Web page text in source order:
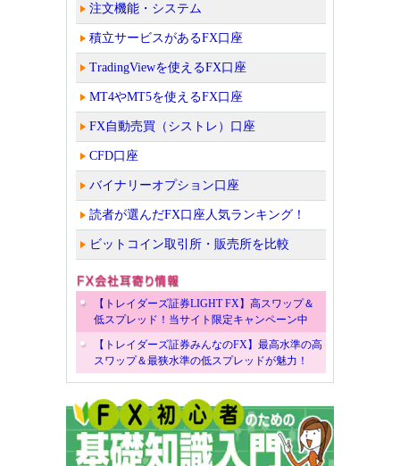
注文機能・システム
積立サービスがあるFX口座
TradingViewを使えるFX口座
MT4やMT5を使えるFX口座
FX自動売買（シストレ）口座
CFD口座
バイナリーオプション口座
読者が選んだFX口座人気ランキング！
ビットコイン取引所・販売所を比較
【トレイダーズ証券LIGHT FX】高スワップ＆
低スプレッド！当サイト限定キャンペーン中
【トレイダーズ証券みんなのFX】最高水準の高
スワップ＆最狭水準の低スプレッドが魅力！